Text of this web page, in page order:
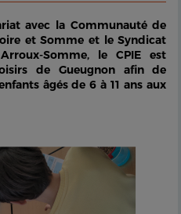
avec la Communauté de
et Somme et le Syndicat
Somme, le CPIE est
de Gueugnon afin de
âgés de 6 à 11 ans aux